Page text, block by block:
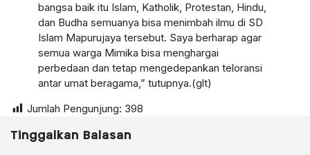
bangsa baik itu Islam, Katholik, Protestan, Hindu,
dan Budha semuanya bisa menimbah ilmu di SD
Islam Mapurujaya tersebut. Saya berharap agar
semua warga Mimika bisa menghargai
perbedaan dan tetap mengedepankan teloransi
antar umat beragama,” tutupnya.(glt)
Jumlah Pengunjung: 398
Tinggalkan Balasan